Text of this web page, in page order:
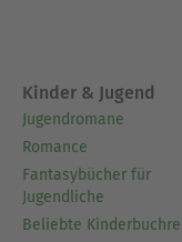
Kinder & Jugend
Jugendromane
Romance
Fantasybücher für
Jugendliche
Beliebte